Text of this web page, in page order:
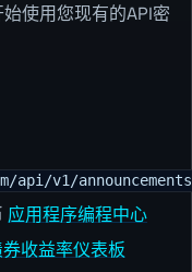
始使用您现有的API密
v1/announcements/
应用程序编程中心
收益率仪表板